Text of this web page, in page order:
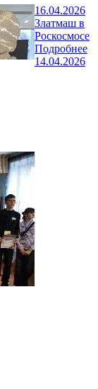
16.04.2026
Златмаш в
Роскосмосе
Подробнее
14.04.2026